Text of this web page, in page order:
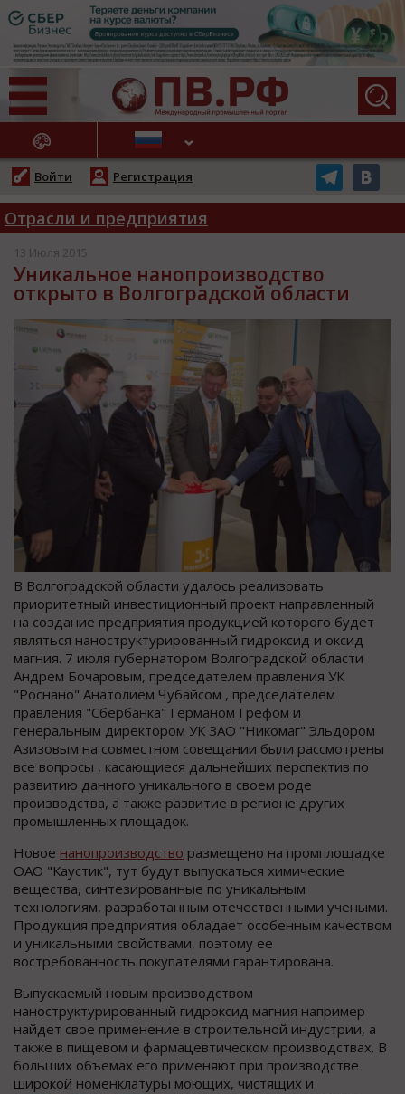
НОВОСТИ
Войти Регистрация
Отрасли и предприятия
13 Июля 2015
Уникальное нанопроизводство
открыто в Волгоградской области
В Волгоградской области удалось реализовать
приоритетный инвестиционный проект направленный
на создание предприятия продукцией которого будет
являться наноструктурированный гидроксид и оксид
магния. 7 июля губернатором Волгоградской области
Андрем Бочаровым, председателем правления УК
"Роснано" Анатолием Чубайсом , председателем
правления "Сбербанка" Германом Грефом и
генеральным директором УК ЗАО "Никомаг" Эльдором
Азизовым на совместном совещании были рассмотрены
все вопросы , касающиеся дальнейших перспектив по
развитию данного уникального в своем роде
производства, а также развитие в регионе других
промышленных площадок.
Новое нанопроизводство размещено на промплощадке
ОАО "Каустик", тут будут выпускаться химические
вещества, синтезированные по уникальным
технологиям, разработанным отечественными учеными.
Продукция предприятия обладает особенным качеством
и уникальными свойствами, поэтому ее
востребованность покупателями гарантирована.
Выпускаемый новым производством
наноструктурированный гидроксид магния например
найдет свое применение в строительной индустрии, а
также в пищевом и фармацевтическом производствах. В
больших объемах его применяют при производстве
широкой номенклатуры моющих, чистящих и